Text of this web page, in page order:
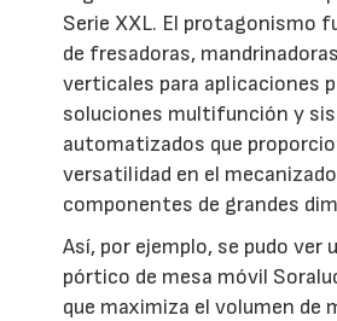
Serie XXL. El protagonismo
de fresadoras,
verticales para aplicaciones
soluciones multifunción y
automatizados que
versatilidad en el
componentes de grandes
Así, por ejemplo, se pudo ver
pórtico de mesa móvil
que maximiza el volumen de